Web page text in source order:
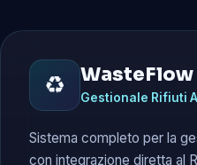
♻️ WasteFlow
Gestionale Rifiuti
Sistema completo per la
con integrazione diretta al